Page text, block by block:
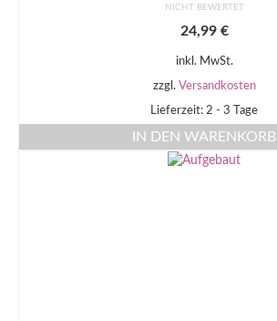
NICHT BEWERTET
24,99 €
inkl. MwSt.
zzgl. Versandkosten
Lieferzeit: 2 - 3 Tage
IN DEN WARENKORB